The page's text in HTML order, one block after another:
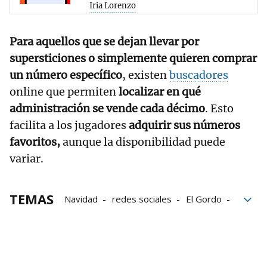
Iria Lorenzo
Para aquellos que se dejan llevar por
supersticiones o simplemente quieren comprar
un número específico, existenbuscadores
online que permitenlocalizar en qué
administración se vende cada décimo. Esto
facilita a los jugadoresadquirir sus números
favoritos,aunque la disponibilidad puede
variar.
TEMAS Navidad redes sociales
El Gordo